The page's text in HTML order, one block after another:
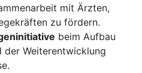
mit Ärzten,
zu fördern.
beim Aufbau
der Weiterentwicklung